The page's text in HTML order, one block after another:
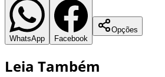
WhatsApp Facebook
Opções
Leia Também